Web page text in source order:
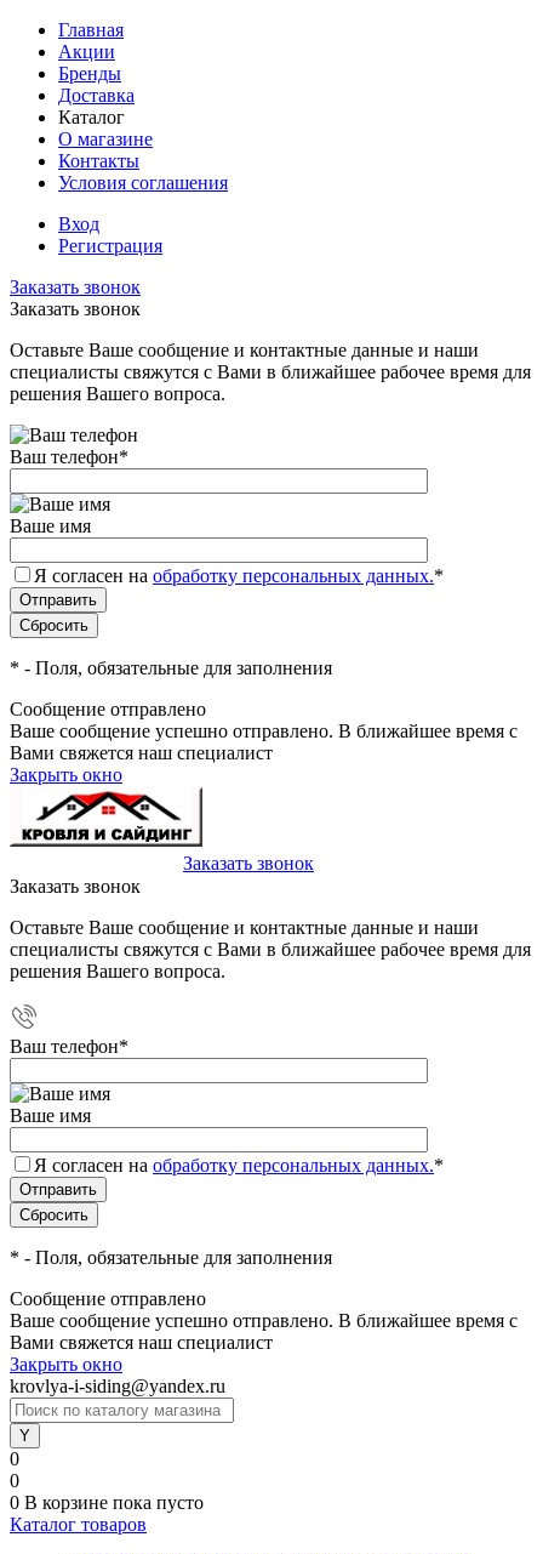
Главная
Акции
Бренды
Доставка
Каталог
О магазине
Контакты
Условия соглашения
Вход
Регистрация
Заказать звонок
Заказать звонок
Оставьте Ваше сообщение и контактные данные и наши
специалисты свяжутся с Вами в ближайшее рабочее время для
решения Вашего вопроса.
Ваш телефон*
Ваше имя
Я согласен на обработку персональных данных.*
* - Поля, обязательные для заполнения
Сообщение отправлено
Ваше сообщение успешно отправлено. В ближайшее время с
Вами свяжется наш специалист
Закрыть окно
Заказать звонок
Заказать звонок
Оставьте Ваше сообщение и контактные данные и наши
специалисты свяжутся с Вами в ближайшее рабочее время для
решения Вашего вопроса.
Ваш телефон*
Ваше имя
Я согласен на обработку персональных данных.*
* - Поля, обязательные для заполнения
Сообщение отправлено
Ваше сообщение успешно отправлено. В ближайшее время с
Вами свяжется наш специалист
Закрыть окно
krovlya-i-siding@yandex.ru
0
0
0 В корзине пока пусто
Каталог товаров